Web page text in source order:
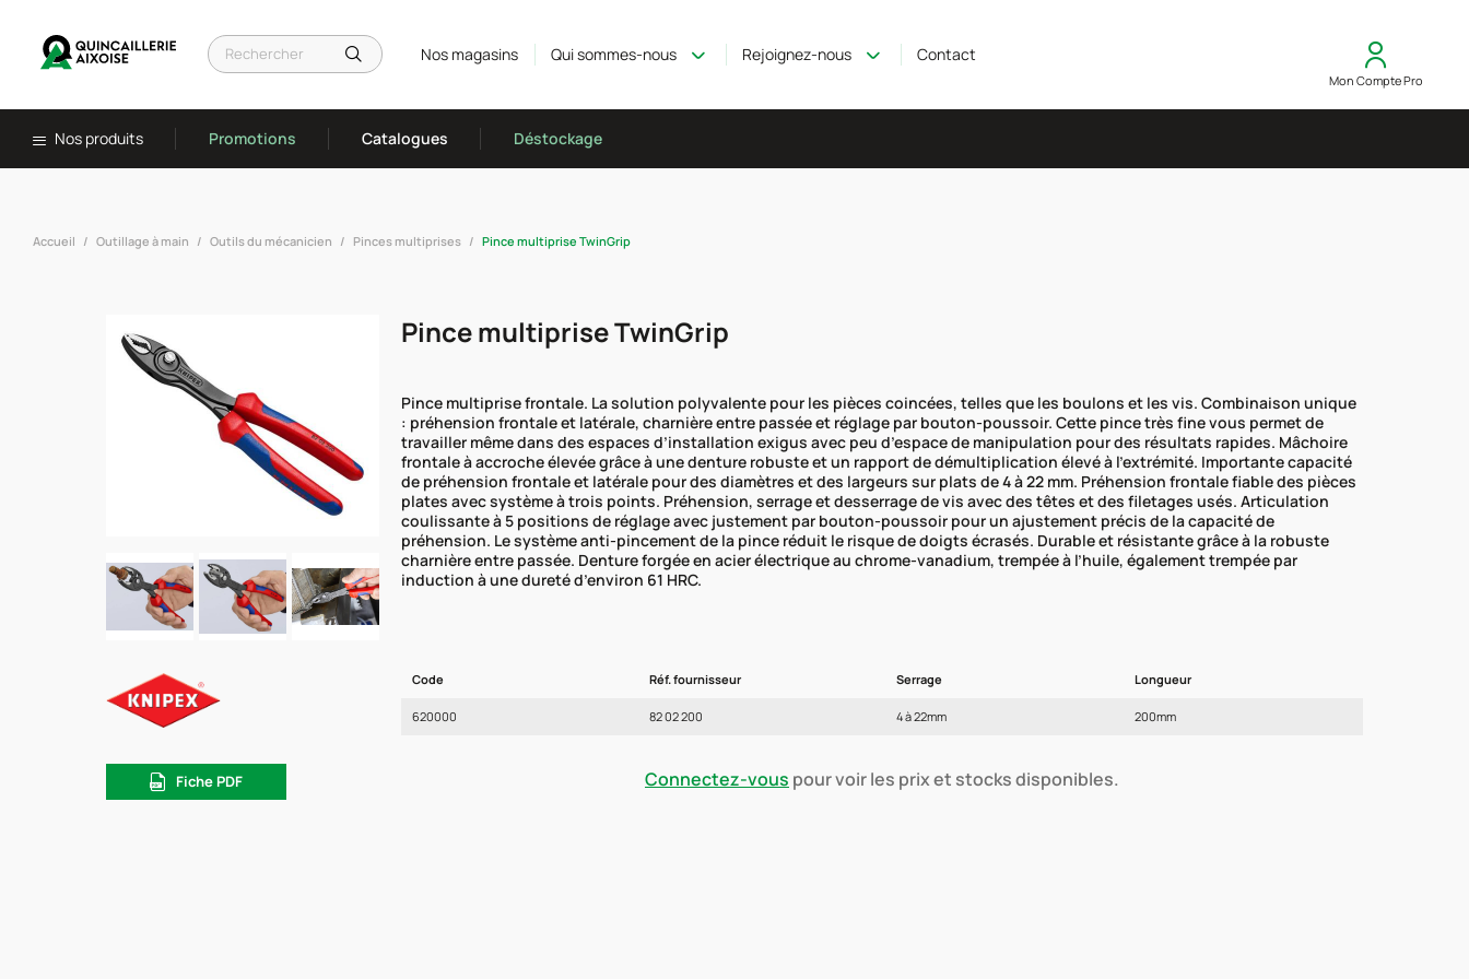
Nos magasins Qui sommes-nous Rejoignez-nous Contact
Mon Compte Pro
Nos produits Promotions Catalogues Déstockage
Accueil Outillage à main Outils du mécanicien Pinces multiprises Pince multiprise TwinGrip
Fiche PDF
Pince multiprise TwinGrip
Pince multiprise frontale. La solution polyvalente pour les pièces coincées, telles que les boulons et les vis. Combinaison unique
: préhension frontale et latérale, charnière entre passée et réglage par bouton-poussoir. Cette pince très fine vous permet de
travailler même dans des espaces d’installation exigus avec peu d’espace de manipulation pour des résultats rapides. Mâchoire
frontale à accroche élevée grâce à une denture robuste et un rapport de démultiplication élevé à l’extrémité. Importante capacité
de préhension frontale et latérale pour des diamètres et des largeurs sur plats de 4 à 22 mm. Préhension frontale fiable des pièces
plates avec système à trois points. Préhension, serrage et desserrage de vis avec des têtes et des filetages usés. Articulation
coulissante à 5 positions de réglage avec justement par bouton-poussoir pour un ajustement précis de la capacité de
préhension. Le système anti-pincement de la pince réduit le risque de doigts écrasés. Durable et résistante grâce à la robuste
charnière entre passée. Denture forgée en acier électrique au chrome-vanadium, trempée à l’huile, également trempée par
induction à une dureté d’environ 61 HRC.
Code Réf. fournisseur Serrage Longueur
620000 82 02 200 4 à 22mm 200mm
Connectez-vous pour voir les prix et stocks disponibles.